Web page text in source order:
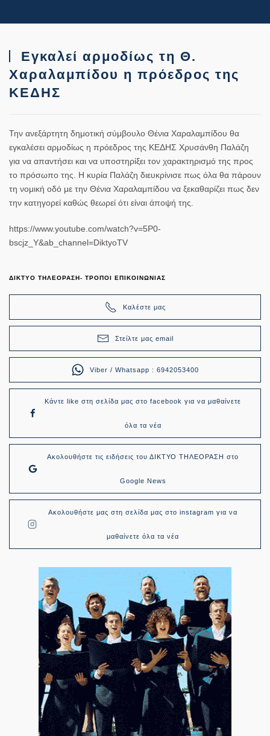
Εγκαλεί αρμοδίως τη Θ.
Χαραλαμπίδου η πρόεδρος της
ΚΕΔΗΣ
Την ανεξάρτητη δημοτική σύμβουλο Θένια Χαραλαμπίδου θα
εγκαλέσει αρμοδίως η πρόεδρος της ΚΕΔΗΣ Χρυσάνθη Παλάζη
για να απαντήσει και να υποστηρίξει τον χαρακτηρισμό της προς
το πρόσωπο της. Η κυρία Παλάζη διευκρίνισε πως όλα θα πάρουν
τη νομική οδό με την Θένια Χαραλαμπίδου να ξεκαθαρίζει πως δεν
την κατηγορεί καθώς θεωρεί ότι είναι άποψή της.
https://www.youtube.com/watch?v=5P0-
bscjz_Y&ab_channel=DiktyoTV
ΔΙΚΤΥΟ ΤΗΛΕΟΡΑΣΗ- ΤΡΟΠΟΙ ΕΠΙΚΟΙΝΩΝΙΑΣ
Καλέστε μας
Στείλτε μας email
Viber / Whatsapp : 6942053400
Κάντε like στη σελίδα μας στο facebook για να μαθαίνετε
όλα τα νέα
Ακολουθήστε τις ειδήσεις του ΔΙΚΤΥΟ ΤΗΛΕΟΡΑΣΗ στο
Google News
Ακολουθήστε μας στη σελίδα μας στο instagram για να
μαθαίνετε όλα τα νέα